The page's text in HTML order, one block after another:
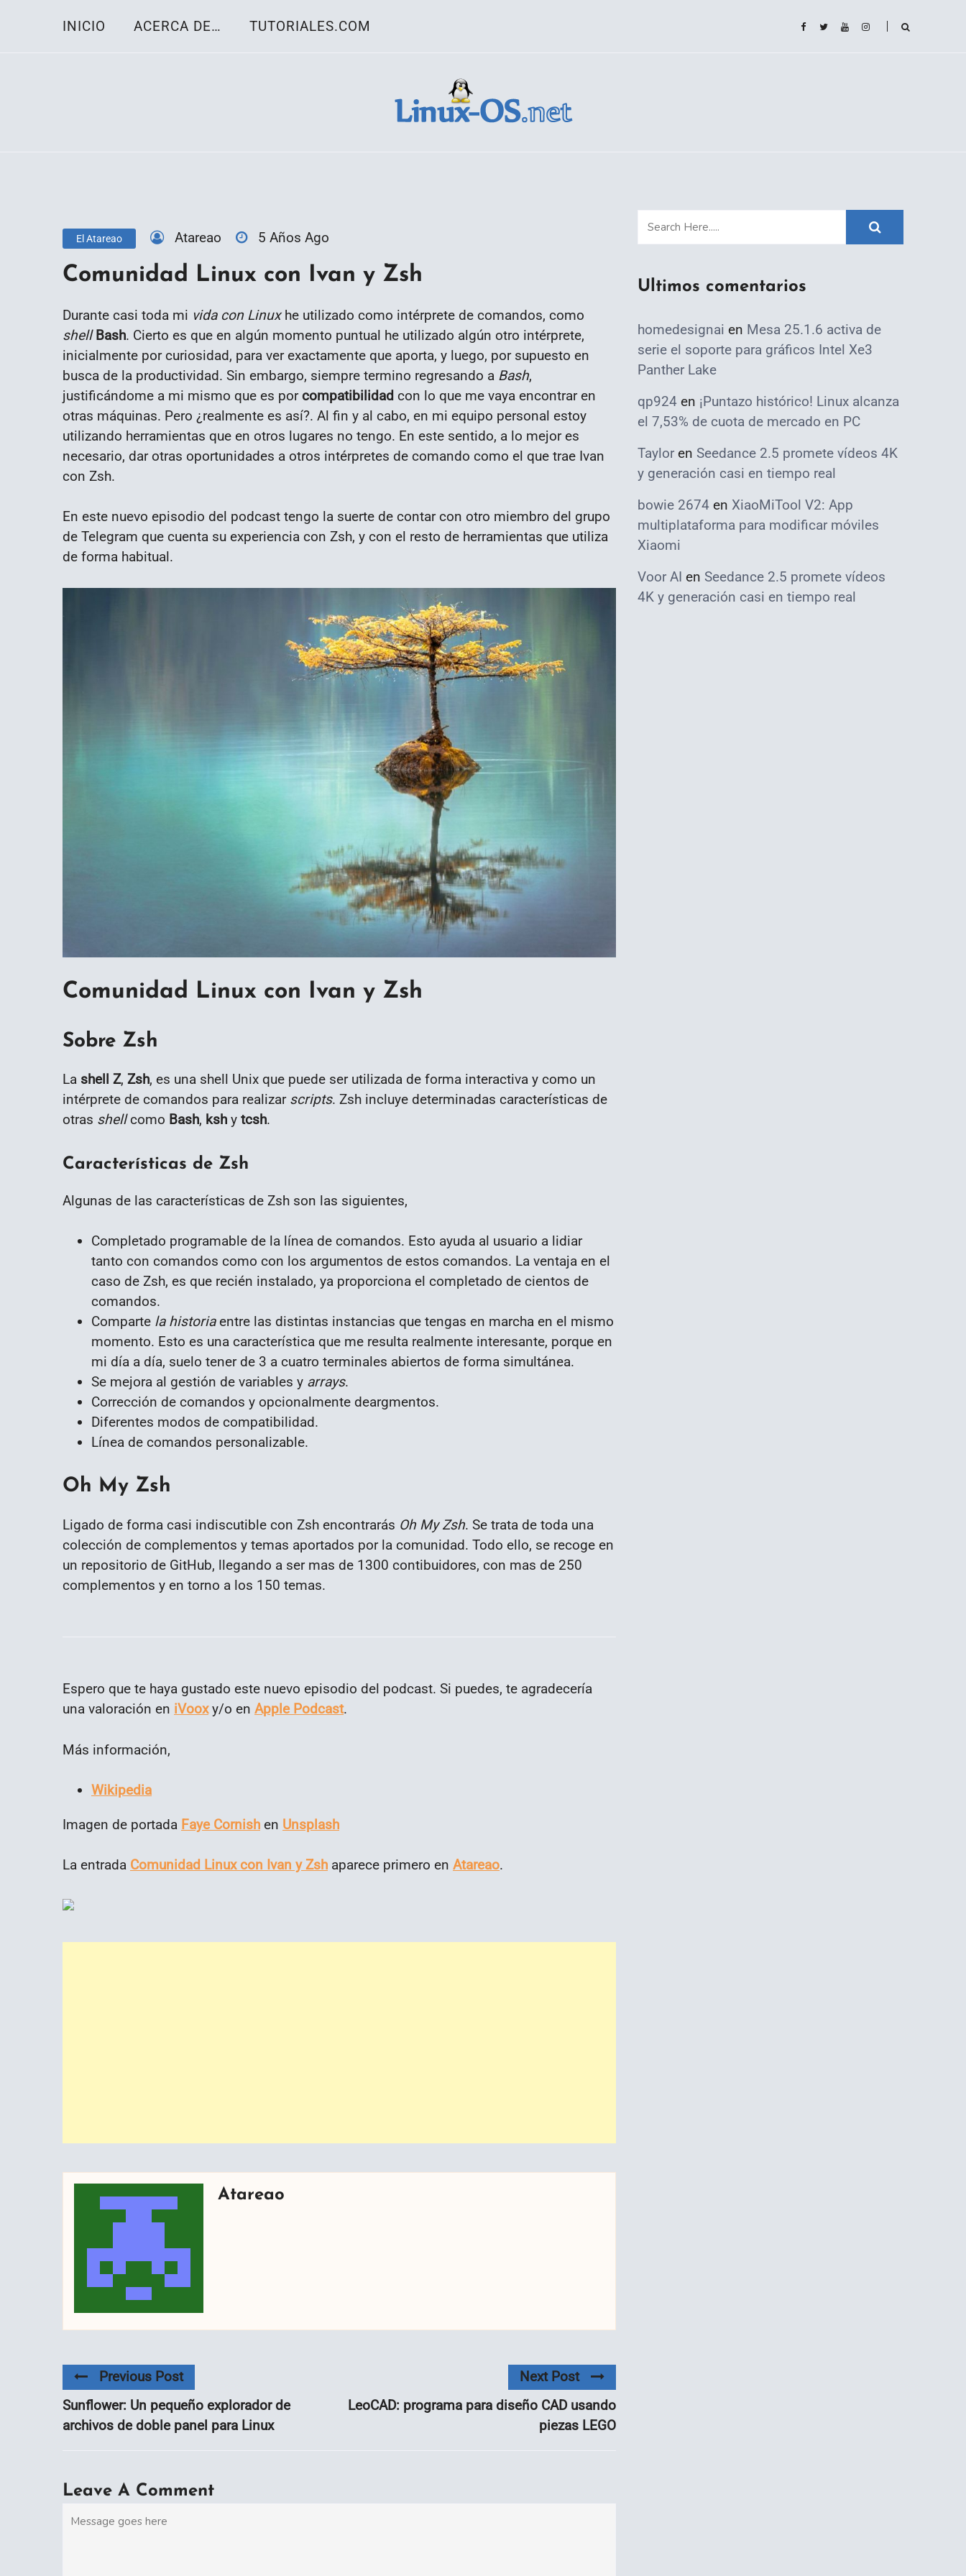
INICIO ACERCA DE… TUTORIALES.COM
El Atareao Atareao 5 Años Ago
Comunidad Linux con Ivan y Zsh
Durante casi toda mi vida con Linuxhe utilizado como intérprete de comandos, como
shell Bash. Cierto es que en algún momento puntual he utilizado algún otro intérprete,
inicialmente por curiosidad, para ver exactamente que aporta, y luego, por supuesto en
busca de la productividad. Sin embargo, siempre termino regresando a Bash,
justificándome a mi mismo que es porcompatibilidad con lo que me vaya encontrar en
otras máquinas. Pero ¿realmente es así?. Al fin y al cabo, en mi equipo personal estoy
utilizando herramientas que en otros lugares no tengo. En este sentido, a lo mejor es
necesario, dar otras oportunidades a otros intérpretes de comando como el que trae Ivan
con Zsh.
En este nuevo episodio del podcast tengo la suerte de contar con otro miembro del grupo
de Telegram que cuenta su experiencia con Zsh, y con el resto de herramientas que utiliza
de forma habitual.
Comunidad Linux con Ivan y Zsh
Sobre Zsh
La shell Z, Zsh, es una shell Unix que puede ser utilizada de forma interactiva y como un
intérprete de comandos para realizar scripts. Zsh incluye determinadas características de
otras shellcomo Bash, ksh y tcsh.
Características de Zsh
Algunas de las características de Zsh son las siguientes,
Completado programable de la línea de comandos. Esto ayuda al usuario a lidiar
tanto con comandos como con los argumentos de estos comandos. La ventaja en el
caso de Zsh, es que recién instalado, ya proporciona el completado de cientos de
comandos.
Comparte la historiaentre las distintas instancias que tengas en marcha en el mismo
momento. Esto es una característica que me resulta realmente interesante, porque en
mi día a día, suelo tener de 3 a cuatro terminales abiertos de forma simultánea.
Se mejora al gestión de variables y arrays.
Corrección de comandos y opcionalmente deargmentos.
Diferentes modos de compatibilidad.
Línea de comandos personalizable.
Oh My Zsh
Ligado de forma casi indiscutible con Zsh encontrarás Oh My Zsh. Se trata de toda una
colección de complementos y temas aportados por la comunidad. Todo ello, se recoge en
un repositorio de GitHub, llegando a ser mas de 1300 contibuidores, con mas de 250
complementos y en torno a los 150 temas.
Espero que te haya gustado este nuevo episodio del podcast. Si puedes, te agradecería
una valoración en iVooxy/o en Apple Podcast.
Más información,
Wikipedia
Imagen de portada Faye Cornish en Unsplash
La entrada Comunidad Linux con Ivan y Zsh aparece primero en Atareao.
Atareao
Previous Post
Sunflower: Un pequeño explorador de
archivos de doble panel para Linux
Next Post
LeoCAD: programa para diseño CAD usando
piezas LEGO
Leave A Comment
Ultimos comentarios
homedesignai en Mesa 25.1.6 activa de
serie el soporte para gráficos Intel Xe3
Panther Lake
qp924 en ¡Puntazo histórico! Linux alcanza
el 7,53% de cuota de mercado en PC
Taylor en Seedance 2.5 promete vídeos 4K
y generación casi en tiempo real
bowie 2674 en XiaoMiTool V2: App
multiplataforma para modificar móviles
Xiaomi
Voor AI en Seedance 2.5 promete vídeos
4K y generación casi en tiempo real